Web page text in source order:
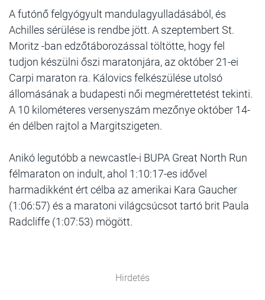
A futónő felgyógyult mandulagyulladásából, és
Achilles sérülése is rendbe jött. A szeptembert St.
Moritz -ban edzőtáborozással töltötte, hogy fel
tudjon készülni őszi maratonjára, az október 21-ei
Carpi maraton ra. Kálovics felkészülése utolsó
állomásának a budapesti női megmérettetést tekinti.
A 10 kilométeres versenyszám mezőnye október 14-
én délben rajtol a Margitszigeten.
Anikó legutóbb a newcastle-i BUPA Great North Run
félmaraton on indult, ahol 1:10:17-es idővel
harmadikként ért célba az amerikai Kara Gaucher
(1:06:57) és a maratoni világcsúcsot tartó brit Paula
Radcliffe (1:07:53) mögött.
Hirdetés